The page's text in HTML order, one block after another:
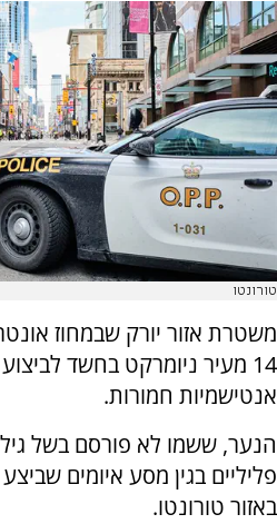
טורונטו
משטרת אזור יורק שבמחוז
14 מעיר ניומרקט בחשד
אנטישמיות חמורות.
פליליים בגין מסע איומים
באזור טורונטו.